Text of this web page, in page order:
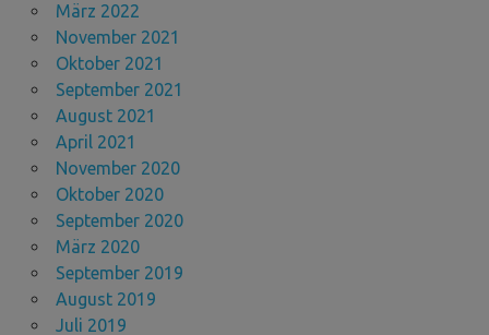
März 2022
November 2021
Oktober 2021
September 2021
August 2021
April 2021
November 2020
Oktober 2020
September 2020
März 2020
September 2019
August 2019
Juli 2019